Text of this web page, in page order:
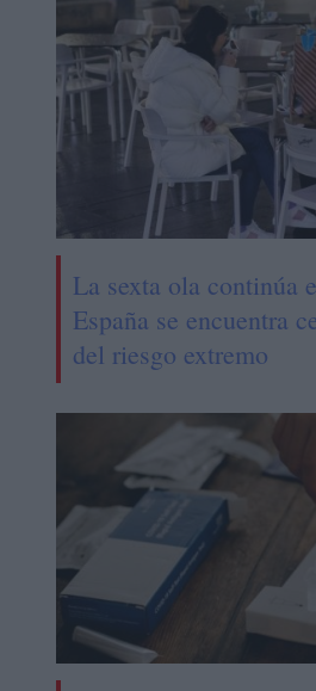
La sexta ola continúa
España se encuentra
del riesgo extremo